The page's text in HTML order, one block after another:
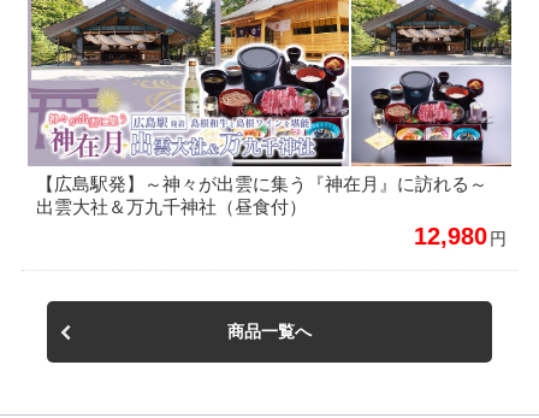
【広島駅発】～神々が出雲に集う『神在月』に訪れる～
出雲大社＆万九千神社（昼食付）
12,980円
商品一覧へ